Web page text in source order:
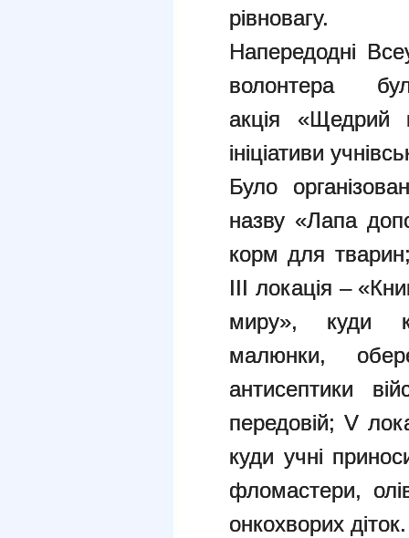
рівновагу.
Напередодні
волонтера
акція «Щедрий
ініціативи
Було
назву «Лапа
корм для
ІІІ локація –
миру», куди
малюнки,
антисептики
передовій; V
куди учні
фломастери,
онкохворих діток.